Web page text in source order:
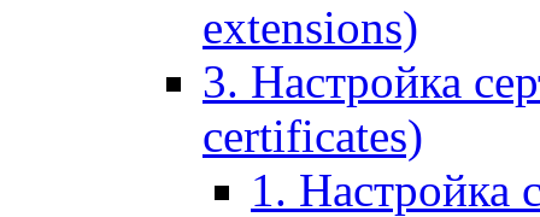
extensions)
3. Настройка
certificates)
1. Настройка